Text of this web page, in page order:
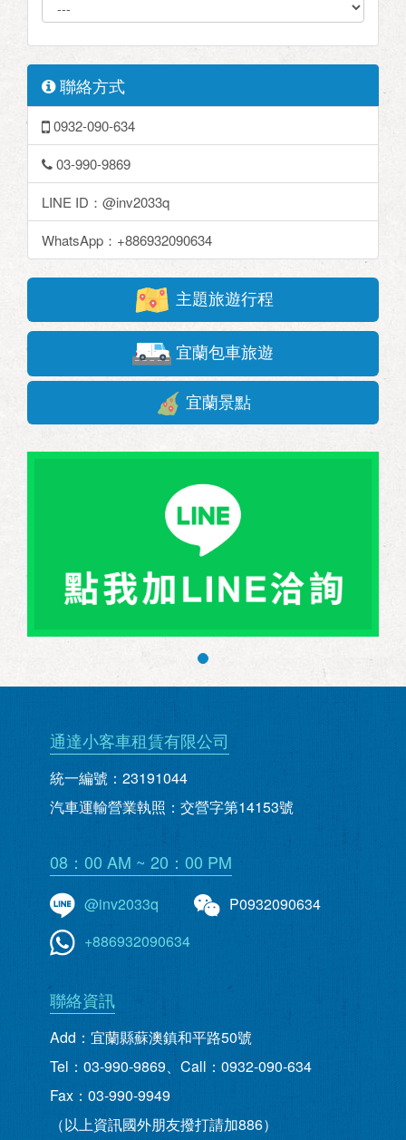
聯絡方式
0932-090-634
03-990-9869
LINE ID：@inv2033q
WhatsApp：+886932090634
主題旅遊行程
宜蘭包車旅遊
宜蘭景點
通達小客車租賃有限公司
統一編號：23191044
汽車運輸營業執照：交營字第14153號
08：00 AM ~ 20：00 PM
@inv2033q
P0932090634
+886932090634
聯絡資訊
Add：宜蘭縣蘇澳鎮和平路50號
Tel：03-990-9869、Call：0932-090-634
Fax：03-990-9949
（以上資訊國外朋友撥打請加886）